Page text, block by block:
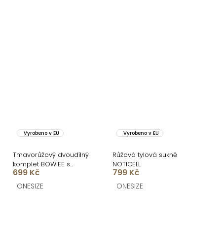
Vyrobeno v EU
Tmavorůžový dvoudílný
komplet BOWIEE s
květinovým vzorem
699 Kč
ONESIZE
Vyrobeno v EU
Růžová tylová sukně
NOTICELL
799 Kč
ONESIZE